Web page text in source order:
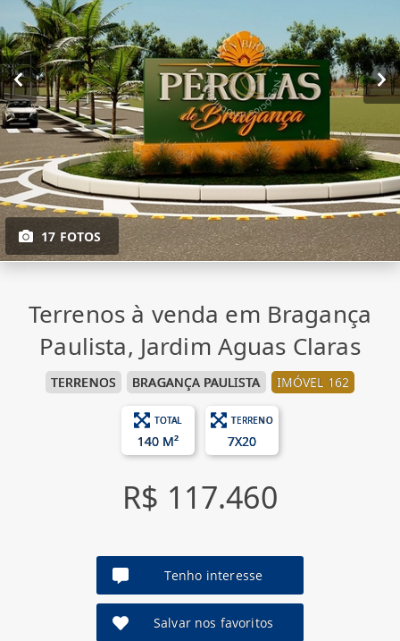
17 FOTOS
Terrenos à venda em Bragança
Paulista, Jardim Aguas Claras
TERRENOS BRAGANÇA PAULISTA IMÓVEL 162
TOTAL
140 M²
TERRENO
7X20
R$ 117.460
Tenho interesse
Salvar nos favoritos